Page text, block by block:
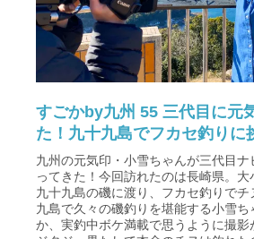
すごかby九州 55 三代目に元
た！九十九島でフカセ釣りに
九州の元気印・小雪ちゃんが三代目
ってきた！今回訪れたのは長崎県。大
九十九島の磯に渡り、フカセ釣りで
九島で久々の磯釣りを堪能する小雪ち
か、実釣中ボケ満載で思うように撮影